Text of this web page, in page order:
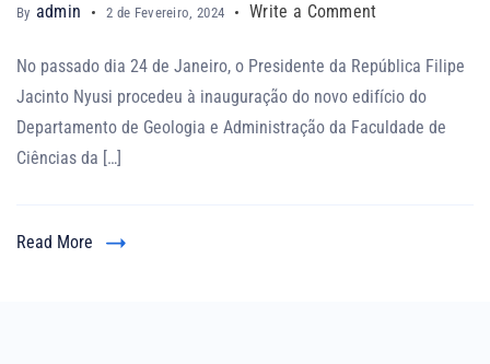
By admin 2 de Fevereiro, 2024 Write a Comment
No passado dia 24 de Janeiro, o Presidente da República Filipe
Jacinto Nyusi procedeu à inauguração do novo edifício do
Departamento de Geologia e Administração da Faculdade de
Ciências da […]
Read More